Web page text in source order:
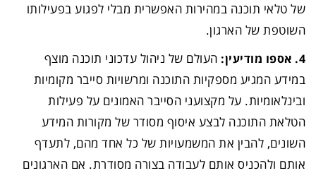
של טלאי תוכנה במהירות האפשרית מבלי לפגוע בפעילותו
השוטפת של הארגון.
4. אספו מודיעין:
העולם של ניהול עדכוני תוכנה מוצף
במידע המגיע מספקיות התוכנה ומרשויות סייבר מקומיות
ובינלאומיות. על מקצועני הסייבר האמונים על פעילות
הטלאת התוכנה לבצע איסוף מסודר של מקורות המידע
השונים, להבין את המשמעויות של כל אחד מהם, לתעדף
אותם ולהכניס אותם לעבודה בצורה מסודרת. אם הארגונים